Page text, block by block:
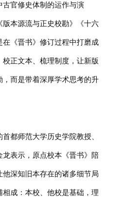
官修史体制的运作与演
本源流与正史校勘》《十六
在《晋书》修订过程中打磨成
正文本、梳理制度，让新版
，而是带着深厚学术思考的升
都师范大学历史学院教授、
表示，原点校本《晋书》陪
深知旧本存在的诸多细节局
成：本校、他校是基础，理